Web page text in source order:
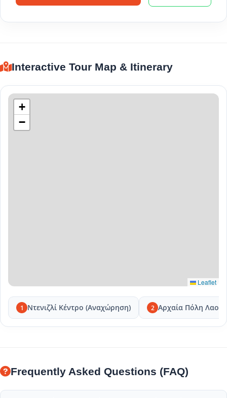
Interactive Tour Map & Itinerary
+
−
Leaflet
1 Ντενιζλί Κέντρο (Αναχώρηση) 2 Αρχαία Πόλη
Frequently Asked Questions (FAQ)